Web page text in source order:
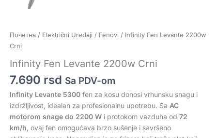
Почетна / Električni Uređaji / Fenovi / Infinity Fen Levante 2200w
Crni
Infinity Fen Levante 2200w Crni
7.690 rsd Sa PDV-om
Infinity Levante 5300 fen za kosu donosi vrhunsku snagu i
izdržljivost, idealan za profesionalnu upotrebu. Sa AC
motorom snage do 2200 W i protokom vazduha od 72
km/h , ovaj fen omogućava brzo sušenje i savršeno